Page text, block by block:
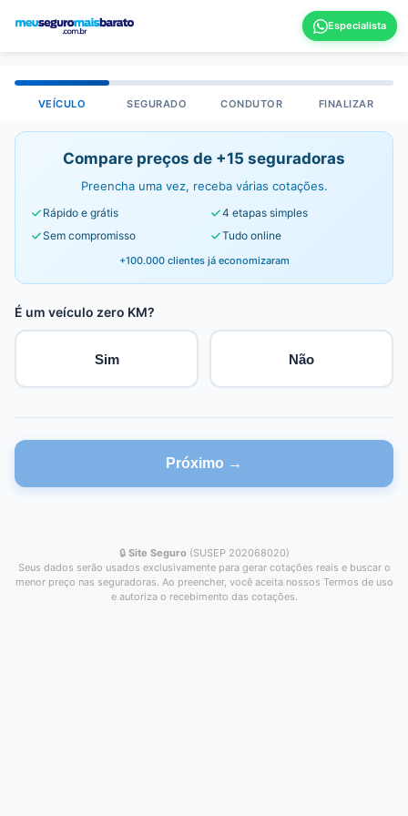
VEÍCULO SEGURADO CONDUTOR FINALIZAR
Compare preços de +15 seguradoras
Preencha uma vez, receba várias cotações.
Rápido e grátis
4 etapas simples
Sem compromisso
Tudo online
+100.000 clientes já economizaram
É um veículo zero KM?
Sim Não
Próximo →
🔒 Site Seguro (SUSEP 202068020)
Seus dados serão usados exclusivamente para gerar cotações reais e buscar o
menor preço nas seguradoras. Ao preencher, você aceita nossos Termos de uso
e autoriza o recebimento das cotações.